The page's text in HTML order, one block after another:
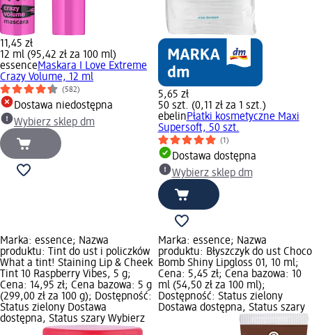
11,45 zł
12 ml (95,42 zł za 100 ml)
essenceMaskara I Love Extreme
Crazy Volume, 12 ml
(582)
Dostawa niedostępna
Wybierz sklep dm
5,65 zł
50 szt. (0,11 zł za 1 szt.)
ebelinPłatki kosmetyczne Maxi
Supersoft, 50 szt.
(1)
Dostawa dostępna
Wybierz sklep dm
Marka: essence; Nazwa
produktu: Tint do ust i policzków
What a tint! Staining Lip & Cheek
Tint 10 Raspberry Vibes, 5 g;
Cena: 14,95 zł; Cena bazowa: 5 g
(299,00 zł za 100 g); Dostępność:
Status zielony Dostawa
dostępna, Status szary Wybierz
Marka: essence; Nazwa
produktu: Błyszczyk do ust Choco
Bomb Shiny Lipgloss 01, 10 ml;
Cena: 5,45 zł; Cena bazowa: 10
ml (54,50 zł za 100 ml);
Dostępność: Status zielony
Dostawa dostępna, Status szary